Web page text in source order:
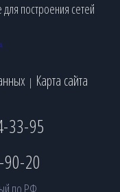
построения сетей
| Карта сайта
33-95
20